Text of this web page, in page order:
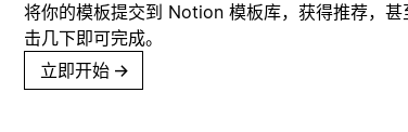
将你的模板提交到 Notion 模板库，获得推荐，
击几下即可完成。
立即开始 →